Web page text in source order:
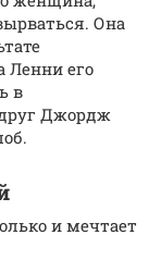
Она
Ленни его
в
Джордж
и мечтает